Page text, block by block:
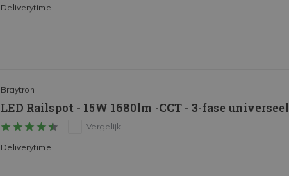
Deliverytime
Braytron
LED Railspot - 15W 1680lm -CCT - 3-fase universeel
Vergelijk
Deliverytime